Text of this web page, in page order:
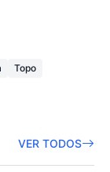
Topo
VER TODOS